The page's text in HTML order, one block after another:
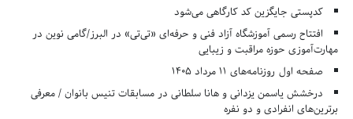
کدپستی جایگزین کد کارگاهی می‌شود
افتتاح رسمی آموزشگاه آزاد فنی و حرفه‌ای «تی‌تی» در البرز/گامی نوین در
مهارت‌آموزی حوزه مراقبت و زیبایی
صفحه اول روزنامه‌های 11 مرداد 1405
درخشش یاسمن یزدانی و هانا سلطانی در مسابقات تنیس بانوان / معرفی
برترین‌های انفرادی و دو نفره